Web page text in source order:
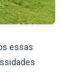
essas